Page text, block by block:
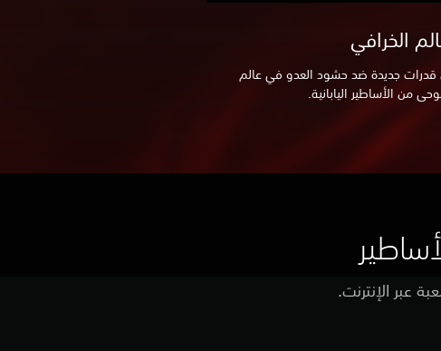
الخرافي
قدرات جديدة ضد حشود العدو في عالم
من الأساطير اليابانية.
عبر الإنترنت.